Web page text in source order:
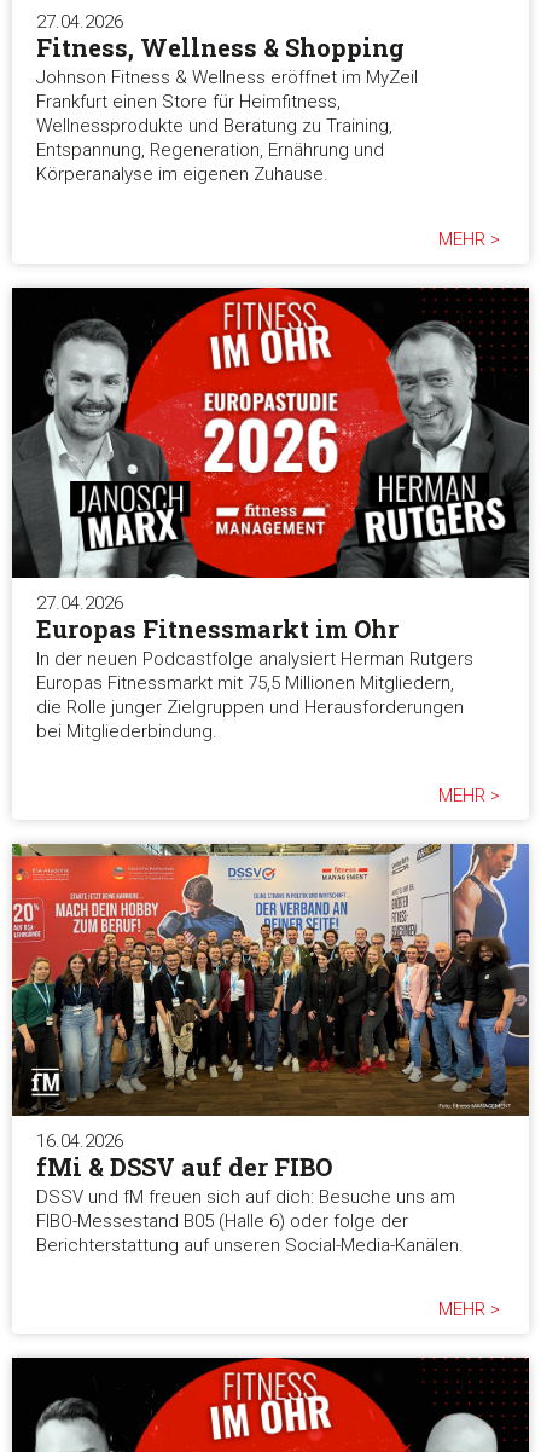
27.04.2026
Fitness, Wellness & Shopping
Johnson Fitness & Wellness eröffnet im MyZeil
Frankfurt einen Store für Heimfitness,
Wellnessprodukte und Beratung zu Training,
Entspannung, Regeneration, Ernährung und
Körperanalyse im eigenen Zuhause.
MEHR >
27.04.2026
Europas Fitnessmarkt im Ohr
In der neuen Podcastfolge analysiert Herman Rutgers
Europas Fitnessmarkt mit 75,5 Millionen Mitgliedern,
die Rolle junger Zielgruppen und Herausforderungen
bei Mitgliederbindung.
MEHR >
16.04.2026
fMi & DSSV auf der FIBO
DSSV und fM freuen sich auf dich: Besuche uns am
FIBO-Messestand B05 (Halle 6) oder folge der
Berichterstattung auf unseren Social-Media-Kanälen.
MEHR >